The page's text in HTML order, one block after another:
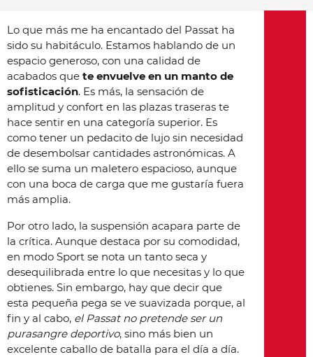
Lo que más me ha encantado del Passat ha
sido su habitáculo. Estamos hablando de un
espacio generoso, con una calidad de
acabados que te envuelve en un manto de
sofisticación. Es más, la sensación de
amplitud y confort en las plazas traseras te
hace sentir en una categoría superior. Es
como tener un pedacito de lujo sin necesidad
de desembolsar cantidades astronómicas. A
ello se suma un maletero espacioso, aunque
con una boca de carga que me gustaría fuera
más amplia.
Por otro lado, la suspensión acapara parte de
la crítica. Aunque destaca por su comodidad,
en modo Sport se nota un tanto seca y
desequilibrada entre lo que necesitas y lo que
obtienes. Sin embargo, hay que decir que
esta pequeña pega se ve suavizada porque, al
fin y al cabo, el Passat no pretende ser un
purasangre deportivo, sino más bien un
excelente caballo de batalla para el día a día.